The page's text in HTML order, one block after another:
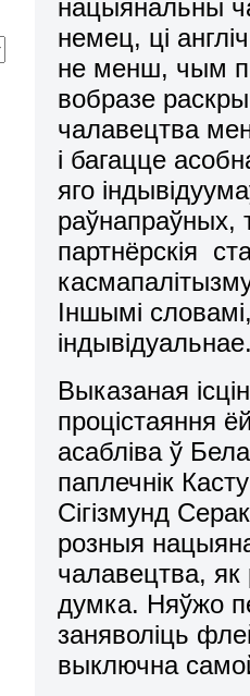
нацыянальны
немец, ці
не менш, чым
вобразе
чалавецтва
i багацце
яго
партнёрскiя
Іншымi
Выказаная
процістаяння
асабліва ў
паплечнік
Сігізмунд
розныя
чалавецтва, як
думка. Няўжо
заняволіць
выключна